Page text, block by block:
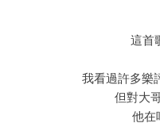
這首
我看過許多樂
但對大
他在